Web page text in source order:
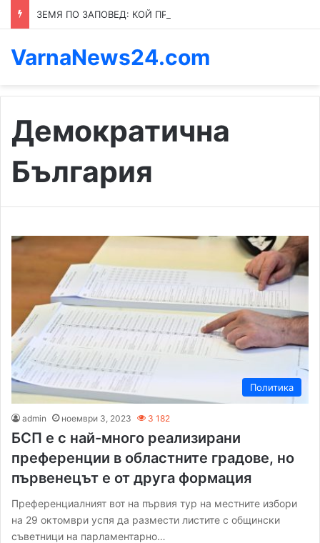
VarnaNews24.com
Демократична
България
Политика
admin ноември 3, 2023 3 182
БСП е с най-много реализирани
преференции в областните градове, но
първенецът е от друга формация
Преференциалният вот на първия тур на местните избори
на 29 октомври успя да размести листите с общински
съветници на парламентарно…